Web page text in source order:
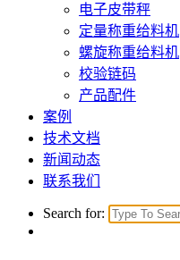
电子皮带秤
定量称重给料机
螺旋称重给料机
校验链码
产品配件
案例
技术文档
新闻动态
联系我们
Search for: